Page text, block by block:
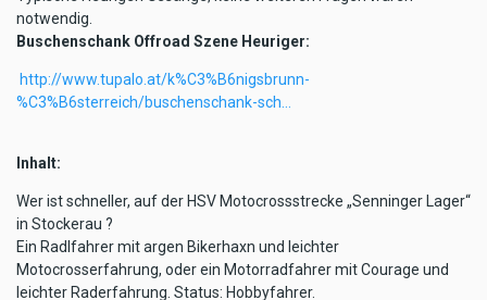
notwendig.
Buschenschank Offroad Szene Heuriger:
http://www.tupalo.at/k%C3%B6nigsbrunn-
%C3%B6sterreich/buschenschank-sch…
Inhalt:
Wer ist schneller, auf der HSV Motocrossstrecke „Senninger Lager“
in Stockerau ?
Ein Radlfahrer mit argen Bikerhaxn und leichter
Motocrosserfahrung, oder ein Motorradfahrer mit Courage und
leichter Raderfahrung. Status: Hobbyfahrer.